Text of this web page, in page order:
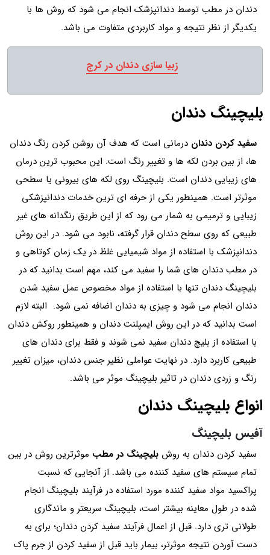
دندان در مطب توسط دندانپزشک انجام می شود که روش ها با
یکدیگر از نظر نتیجه و مواد کاربردی متفاوت می باشد.
زبیا سازی دندان در کرج
بلیچینگ دندان
سفید کردن دندان درمانی است که هدف آن روشن کردن رنگ دندان
ها، از بین بردن لکه ها و تغییر رنگ است. این محبوب ترین درمان
های زیبایی دندان است. بلیچینگ روی لکه های بیرونی یا سطحی
موثرتر است. همینطور یکی از حرفه ای ترین خدمات دندانپزشکی
زیبایی و ترمیمی به شمار می رود که از این طریق رنگدانه های غیر
طبیعی که روی سطح دندان قرار گرفته، نابود می شود. در این روش
دندانپزشک با استفاده از مواد شیمیایی غلظ در یک زمان کوتاهی و
در مطب دندان های شما را سفید می کند، مهم است بدانید که در
بلیچینگ دندان تنها با استفاده از مواد مخصوص عمل سفید شدن
دندان انجام می شود و چیزی به دندان اضافه نمی شود. البته لازم
است بدانید که در این روش ایمپلنت دندان و همینطور روکش دندان
با استفاده از بلیچ دندان سفید نمی شوند و فقط برای دندان های
طبیعی کاربرد دارد. در نهایت عواملی نظیر جنس دندان، میزان تغییر
رنگ و زردی دندان در تاثیر بلیچینگ موثر می باشد.
انواع بلیچینگ دندان
آفیس بلیچینگ
سفید کردن دندان به روش بلیچینگ در مطب موثرترین روش در بین
تمام سیستم های سفید کننده می باشد. از آنجایی که نسبت
پراکسید مواد سفید کننده مورد استفاده در فرآیند بلیچینگ انجام
شده در طول معاینه بیشتر است، بلیچینگ سریعتر و ماندگاری
طولانی تری دارد. قبل از اعمال فرآیند سفید کردن دندان؛ برای به
دست آوردن نتیجه موثرتر، بیمار باید قبل از سفید کردن از جرم پاک